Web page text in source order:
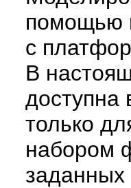
помощью
с
В
доступна
только
набором
заданных